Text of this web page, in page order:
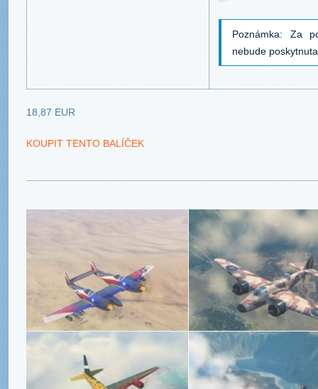
Poznámka: Za
nebude
18,87 EUR
KOUPIT TENTO BALÍČEK